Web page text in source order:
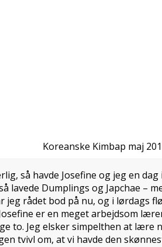
Koreanske Kimbap maj
så havde Josefine og jeg en
lavede Dumplings og Japchae –
jeg rådet bod på nu, og i lørdags
er en meget arbejdsom
to. Jeg elsker simpelthen at lære
tvivl om, at vi havde den